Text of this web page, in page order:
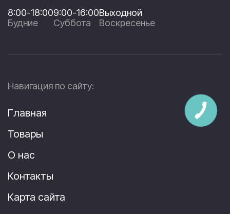
8:00-18:00
Будние
9:00-16:00
Суббота
Выходной
Воскресенье
Навигация по сайту:
Главная
Товары
О нас
Контакты
Карта сайта